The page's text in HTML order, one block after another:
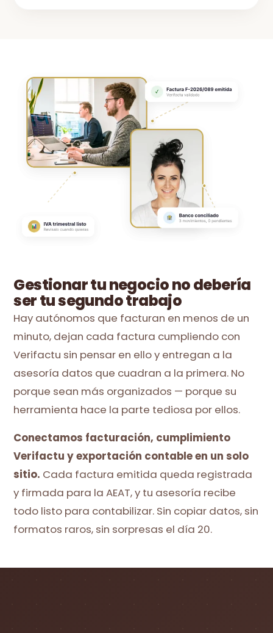
Gestionar tu negocio no debería
ser tu segundo trabajo
Hay autónomos que facturan en menos de un
minuto, dejan cada factura cumpliendo con
Verifactu sin pensar en ello y entregan a la
asesoría datos que cuadran a la primera. No
porque sean más organizados — porque su
herramienta hace la parte tediosa por ellos.
Conectamos facturación, cumplimiento
Verifactu y exportación contable en un solo
sitio. Cada factura emitida queda registrada
y firmada para la AEAT, y tu asesoría recibe
todo listo para contabilizar. Sin copiar datos, sin
formatos raros, sin sorpresas el día 20.